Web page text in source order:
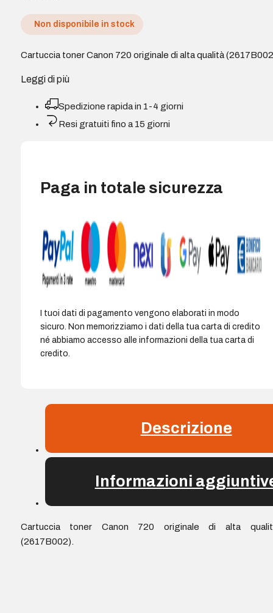
Non disponibile in stock
Cartuccia toner Canon 720 originale di alta qualità
Leggi di più
Spedizione rapida in 1-4 giorni
Resi gratuiti fino a 15 giorni
Paga in totale sicurezza
I tuoi dati di pagamento vengono elaborati in modo
sicuro. Non memorizziamo i dati della tua carta di credito
né abbiamo accesso alle informazioni della tua carta di
credito.
Descrizione
Informazioni
Cartuccia toner Canon 720 originale di alta
(2617B002).